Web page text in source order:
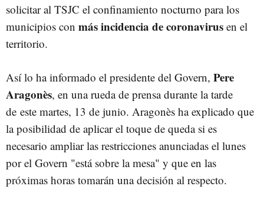
solicitar al TSJC el confinamiento nocturno para los
municipios con más incidencia de coronavirus en el
territorio.
Así lo ha informado el presidente del Govern, Pere
Aragonès, en una rueda de prensa durante la tarde
de este martes, 13 de junio. Aragonès ha explicado que
la posibilidad de aplicar el toque de queda si es
necesario ampliar las restricciones anunciadas el lunes
por el Govern "está sobre la mesa" y que en las
próximas horas tomarán una decisión al respecto.